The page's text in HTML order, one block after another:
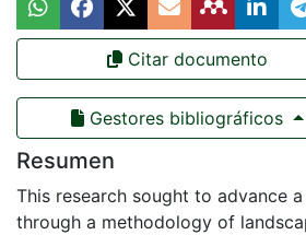
Citar documento
Gestores bibliográficos
Resumen
This research sought to advance
through a methodology of